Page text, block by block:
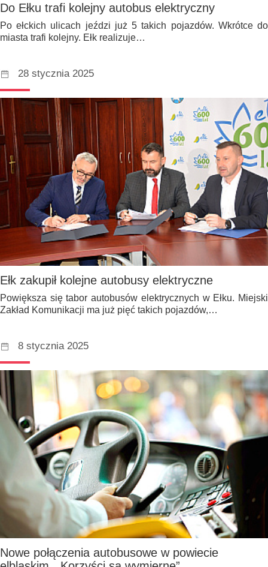
Do Ełku trafi kolejny autobus elektryczny
Po ełckich ulicach jeździ już 5 takich pojazdów. Wkrótce do
miasta trafi kolejny. Ełk realizuje…
28 stycznia 2025
Ełk zakupił kolejne autobusy elektryczne
Powiększa się tabor autobusów elektrycznych w Ełku. Miejski
Zakład Komunikacji ma już pięć takich pojazdów,…
8 stycznia 2025
Nowe połączenia autobusowe w powiecie